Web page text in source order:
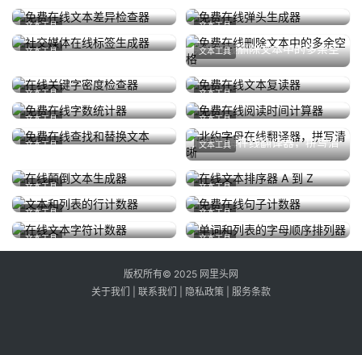
免费在线文本差异检查器
4 月 10, 2026 196
文本工具 免费在线弹头生成器
4 月 10, 2026 239
文本工具
社交媒体在线标签生成器
4 月 13, 2026 200
文本工具
免费在线删除文本中的多余空
格
4 月 10, 2026 247
文本工具
在线关键字密度检查器
4 月 11, 2026 233
文本工具 免费在线文本复读器
4 月 9, 2026 214
文本工具
免费在线字数统计器
4 月 9, 2026 273
文本工具 免费在线阅读时间计算器
4 月 10, 2026 198
文本工具
免费在线查找和替换文本
4 月 10, 2026 204
文本工具
北约字母在线翻译器，拼写清
晰
4 月 15, 2026 195
文本工具
在线颠倒文本生成器
4 月 13, 2026 207
文本工具 在线文本排序器 A 到 Z
4 月 9, 2026 213
文本工具
文本和列表的行计数器
4 月 9, 2026 185
文本工具 免费在线句子计数器
4 月 11, 2026 250
文本工具
在线文本字符计数器
4 月 9, 2026 252
文本工具 单词和列表的字母顺序排列器
4 月 9, 2026 245
文本工具
版权所有© 2025 网里头网
关于我们
联系我们 隐私政策 服务条款